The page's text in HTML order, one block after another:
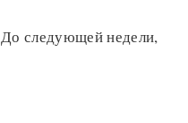
До следующей недели,